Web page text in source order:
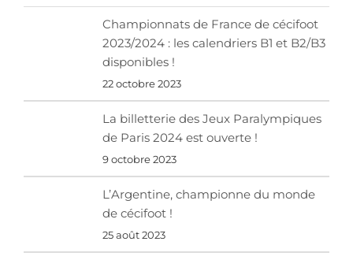
Championnats de France de cécifoot
2023/2024 : les calendriers B1 et B2/B3
disponibles !
22 octobre 2023
La billetterie des Jeux Paralympiques
de Paris 2024 est ouverte !
9 octobre 2023
L’Argentine, championne du monde
de cécifoot !
25 août 2023